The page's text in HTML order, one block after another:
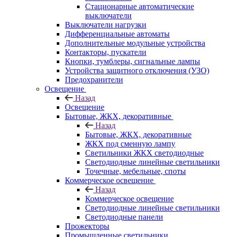
Стационарные автоматические
выключатели
Выключатели нагрузки
Дифференциальные автоматы
Дополнительные модульные устройства
Контакторы, пускатели
Кнопки, тумблеры, сигнальные лампы
Устройства защитного отключения (УЗО)
Предохранители
Освещение
Назад
Освещение
Бытовые, ЖКХ, декоративные
Назад
Бытовые, ЖКХ, декоративные
ЖКХ под сменную лампу
Светильники ЖКХ светодиодные
Светодиодные линейные светильники
Точечные, мебельные, споты
Коммерческое освещение
Назад
Коммерческое освещение
Светодиодные линейные светильники
Светодиодные панели
Прожекторы
Промышленные светильники